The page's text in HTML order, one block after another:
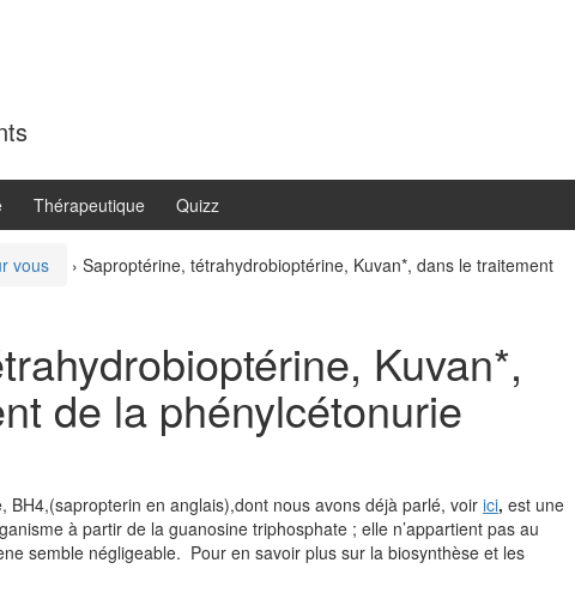
Thérapeutique Quizz
vous › Saproptérine, tétrahydrobioptérine, Kuvan*, dans le traitement
Kuvan*,
de la phénylcétonurie
BH4,(sapropterin en anglais),dont nous avons déjà parlé, voir ici, est une
à partir de la guanosine triphosphate ; elle n’appartient pas au
semble négligeable. Pour en savoir plus sur la biosynthèse et les